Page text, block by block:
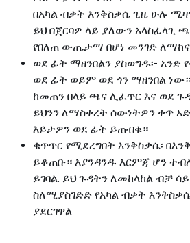
በአካል ብቃት እንቅስቃሴ ጊዜ ሁሉ
ይህ በጀርባዎ ላይ ያለውን አላስፈላጊ
የበለጠ ውጤታማ በሆነ መንገድ
ወደ ፊት ማዘንበልን ያስወግዱ፡- አንድ
ወደ ፊት ወይም ወደ ጎን ማዘንበል
ከመጠን በላይ ጫና ሊፈጥር እና ወደ
ይህንን ለማስቀረት ሰውነትዎን ቀጥ
እይታዎን ወደ ፊት ይጠብቁ።
ቁጥጥር የሚደረግበት እንቅስቃሴ፡
ይቆጠቡ። እያንዳንዱ እርምጃ ሆን
ይገባል. ይህ ጉዳትን ለመከላከል ብቻ
ስለሚያስገድድ የአካል ብቃት
ያደርገዋል